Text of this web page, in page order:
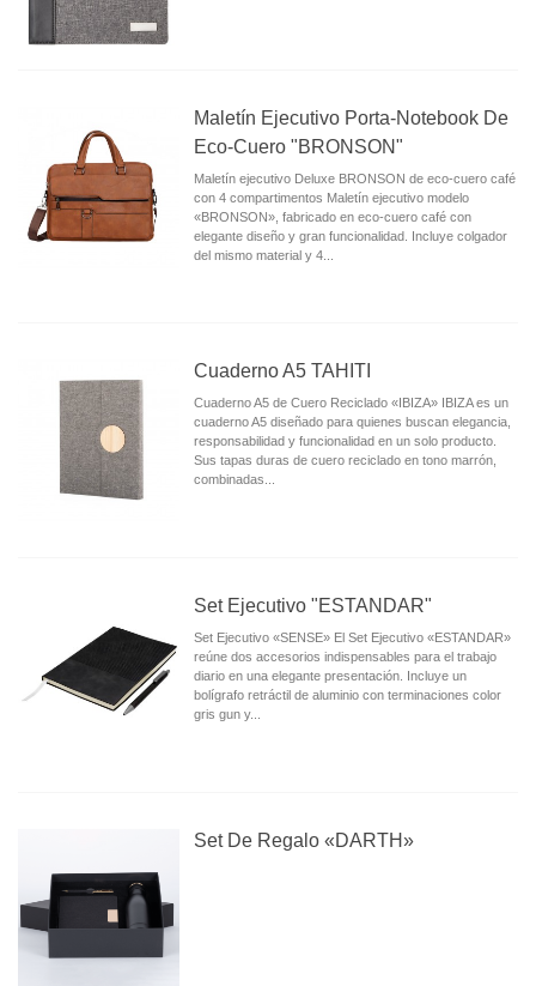
Maletín Ejecutivo Porta-Notebook De
Eco-Cuero "BRONSON"
Maletín ejecutivo Deluxe BRONSON de eco-cuero café
con 4 compartimentos Maletín ejecutivo modelo
«BRONSON», fabricado en eco-cuero café con
elegante diseño y gran funcionalidad. Incluye colgador
del mismo material y 4...
Cuaderno A5 TAHITI
Cuaderno A5 de Cuero Reciclado «IBIZA» IBIZA es un
cuaderno A5 diseñado para quienes buscan elegancia,
responsabilidad y funcionalidad en un solo producto.
Sus tapas duras de cuero reciclado en tono marrón,
combinadas...
Set Ejecutivo "ESTANDAR"
Set Ejecutivo «SENSE» El Set Ejecutivo «ESTANDAR»
reúne dos accesorios indispensables para el trabajo
diario en una elegante presentación. Incluye un
bolígrafo retráctil de aluminio con terminaciones color
gris gun y...
Set De Regalo «DARTH»